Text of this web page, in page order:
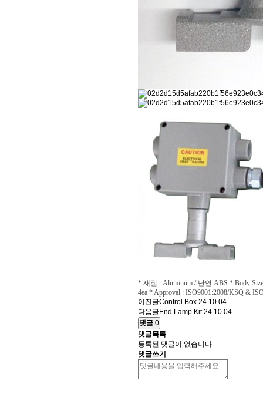
* 재질 : Aluminum / 난연 ABS * Body
4ea * Approval : ISO9001:2008/KSQ &
이전글Control Box 24.10.04
다음글 End Lamp Kit 24.10.04
댓글 0
댓글목록
등록된 댓글이 없습니다.
댓글쓰기